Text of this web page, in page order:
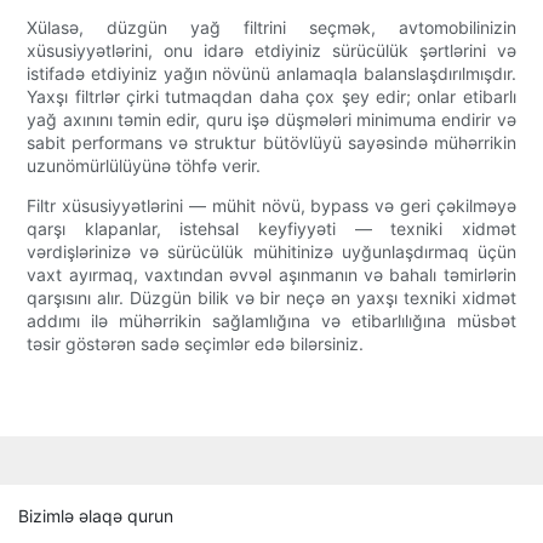
Xülasə, düzgün yağ filtrini seçmək, avtomobilinizin
xüsusiyyətlərini, onu idarə etdiyiniz sürücülük şərtlərini və
istifadə etdiyiniz yağın növünü anlamaqla balanslaşdırılmışdır.
Yaxşı filtrlər çirki tutmaqdan daha çox şey edir; onlar etibarlı
yağ axınını təmin edir, quru işə düşmələri minimuma endirir və
sabit performans və struktur bütövlüyü sayəsində mühərrikin
uzunömürlülüyünə töhfə verir.
Filtr xüsusiyyətlərini — mühit növü, bypass və geri çəkilməyə
qarşı klapanlar, istehsal keyfiyyəti — texniki xidmət
vərdişlərinizə və sürücülük mühitinizə uyğunlaşdırmaq üçün
vaxt ayırmaq, vaxtından əvvəl aşınmanın və bahalı təmirlərin
qarşısını alır. Düzgün bilik və bir neçə ən yaxşı texniki xidmət
addımı ilə mühərrikin sağlamlığına və etibarlılığına müsbət
təsir göstərən sadə seçimlər edə bilərsiniz.
Bizimlə əlaqə qurun